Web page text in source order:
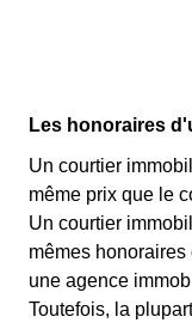
Les honoraires
Un courtier
même prix que le
Un courtier
mêmes
une agence
Toutefois, la